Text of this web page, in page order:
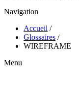
Navigation
Accueil /
Glossaires /
WIREFRAME
Menu